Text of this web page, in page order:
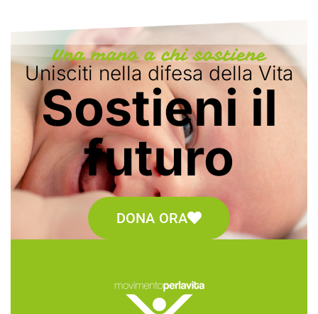
Una mano a chi sostiene
Unisciti nella difesa della Vita
Sostieni il
futuro
DONA ORA